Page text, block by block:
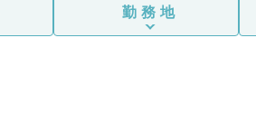
勤務地